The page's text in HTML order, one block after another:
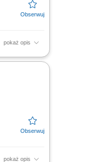
pokaż opis
pokaż opis